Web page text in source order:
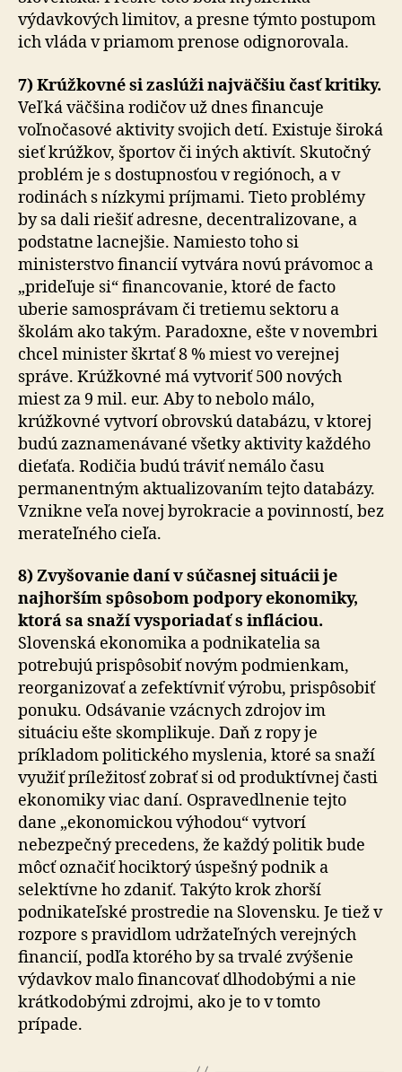
výdavkových limitov, a presne týmto postupom
ich vláda v priamom prenose odignorovala.
7) Krúžkovné si zaslúži najväčšiu časť kritiky.
Veľká väčšina rodičov už dnes financuje
voľnočasové aktivity svojich detí. Existuje široká
sieť krúžkov, športov či iných aktivít. Skutočný
problém je s dostupnosťou v regiónoch, a v
rodinách s nízkymi príjmami. Tieto problémy
by sa dali riešiť adresne, decentralizovane, a
podstatne lacnejšie. Namiesto toho si
ministerstvo financií vytvára novú právomoc a
„prideľuje si“ financovanie, ktoré de facto
uberie samosprávam či tretiemu sektoru a
školám ako takým. Paradoxne, ešte v novembri
chcel minister škrtať 8 % miest vo verejnej
správe. Krúžkovné má vytvoriť 500 nových
miest za 9 mil. eur. Aby to nebolo málo,
krúžkovné vytvorí obrovskú databázu, v ktorej
budú zaznamenávané všetky aktivity každého
dieťaťa. Rodičia budú tráviť nemálo času
permanentným aktualizovaním tejto databázy.
Vznikne veľa novej byrokracie a povinností, bez
merateľného cieľa.
8) Zvyšovanie daní v súčasnej situácii je
najhorším spôsobom podpory ekonomiky,
ktorá sa snaží vysporiadať s infláciou.
Slovenská ekonomika a podnikatelia sa
potrebujú prispôsobiť novým podmienkam,
reorganizovať a zefektívniť výrobu, prispôsobiť
ponuku. Odsávanie vzácnych zdrojov im
situáciu ešte skomplikuje. Daň z ropy je
príkladom politického myslenia, ktoré sa snaží
využiť príležitosť zobrať si od produktívnej časti
ekonomiky viac daní. Ospravedlnenie tejto
dane „ekonomickou výhodou“ vytvorí
nebezpečný precedens, že každý politik bude
môcť označiť hociktorý úspešný podnik a
selektívne ho zdaniť. Takýto krok zhorší
podnikateľské prostredie na Slovensku. Je tiež v
rozpore s pravidlom udržateľných verejných
financií, podľa ktorého by sa trvalé zvýšenie
výdavkov malo financovať dlhodobými a nie
krátkodobými zdrojmi, ako je to v tomto
prípade.